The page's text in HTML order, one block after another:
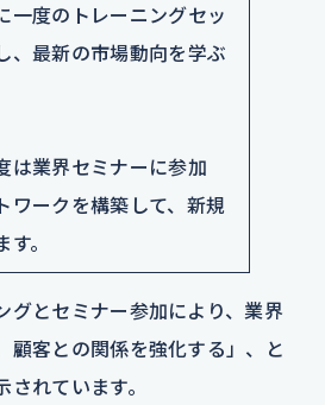
一度のトレーニングセッ
、最新の市場動向を学ぶ
は業界セミナーに参加
ワークを構築して、新規
。
グとセミナー参加により、業界
顧客との関係を強化する」、と
されています。